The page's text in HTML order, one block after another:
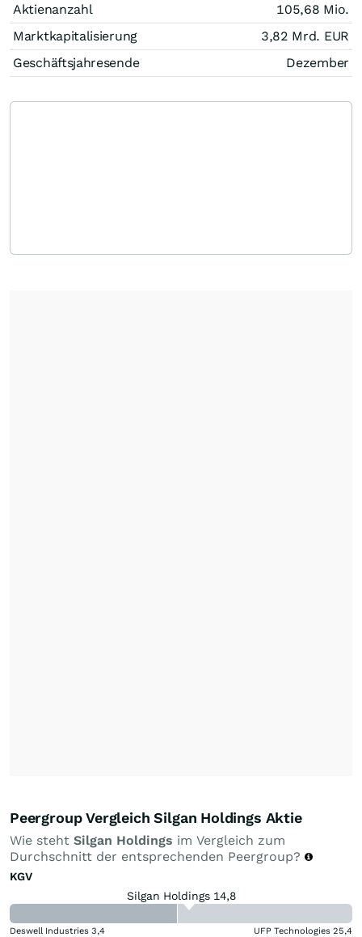
Aktienanzahl
105,68 Mio.
Marktkapitalisierung
3,82 Mrd. EUR
Geschäftsjahresende
Dezember
Peergroup Vergleich Silgan Holdings Aktie
Wie steht Silgan Holdings im Vergleich zum
Durchschnitt der entsprechenden Peergroup?
KGV
Silgan Holdings 14,8
Deswell Industries 3,4 UFP Technologies 25,4